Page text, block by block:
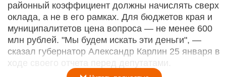
районный коэффициент должны начислять сверх
оклада, а не в его рамках. Для бюджетов края и
муниципалитетов цена вопроса — не менее 600
млн рублей. "Мы будем искать эти деньги", —
сказал губернатор Александр Карлин 25 января в
ходе своего отчета перед депутатами.